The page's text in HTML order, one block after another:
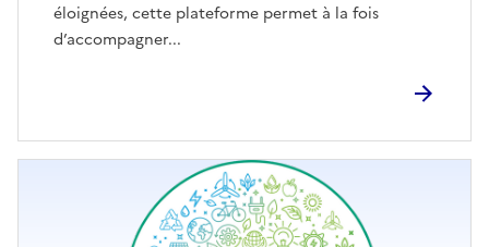
éloignées, cette plateforme permet à la fois
d’accompagner...